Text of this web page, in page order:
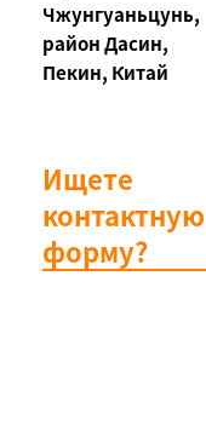
Чжунгуаньцунь,
район Дасин,
Пекин, Китай
Ищете
контактную
форму?